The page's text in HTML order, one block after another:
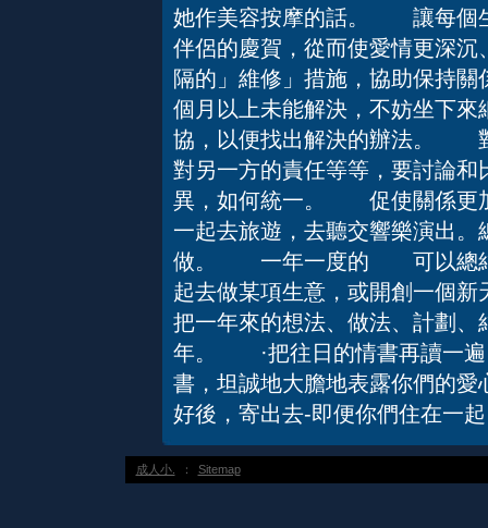
她作美容按摩的話。 讓每個
伴侶的慶賀，從而使愛情更
隔的」維修」措施，協助保持
個月以上未能解決，不妨坐下
協，以便找出解決的辦法。
對另一方的責任等等，要討論
異，如何統一。 促使關係更
一起去旅遊，去聽交響樂演出
做。 一年一度的 可以總結
起去做某項生意，或開創一個
把一年來的想法、做法、計劃
年。 ·把往日的情書再讀一
書，坦誠地大膽地表露你們的
好後，寄出去-即便你們住在一
成人小. ： Sitemap